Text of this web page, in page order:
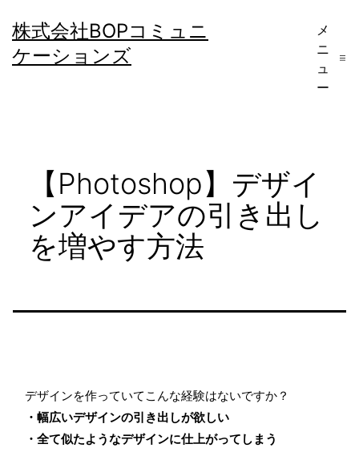
ン
テ
株式会社BOPコミュニ
ケーションズ
メ
ニ
ュ
ー
【Photoshop】デザイ
ンアイデアの引き出し
を増やす方法
デザインを作っていてこんな経験はないですか？
・幅広いデザインの引き出しが欲しい
・全て似たようなデザインに仕上がってしまう